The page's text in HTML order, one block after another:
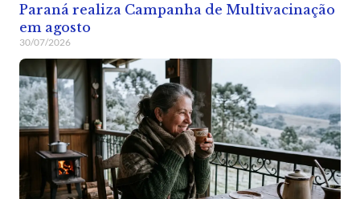
Paraná realiza Campanha de Multivacinação
em agosto
30/07/2026